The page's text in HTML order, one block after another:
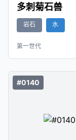
多刺菊石兽
岩石 水
第一世代
#0140